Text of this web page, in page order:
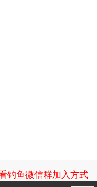
钓鱼微信群加入方式